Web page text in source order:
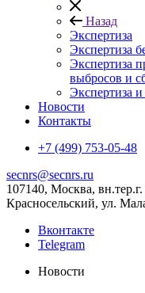
Назад
Экспертиза
Экспертиза
Экспертиза
выбросов и
Экспертиза
Новости
Контакты
+7 (499) 753-05-48
secnrs@secnrs.ru
107140, Москва,
Красносельский, ул.
Вконтакте
Telegram
Новости